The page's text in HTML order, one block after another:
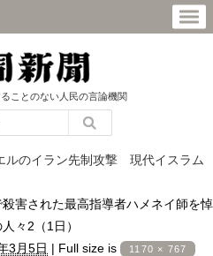
ことのない人民の言論機関
ルのイラン先制攻撃 現代イスラム
害された最高指導者ハメネイ師を悼
々2（1日）
3月5日 | Full size is 1170 × 767